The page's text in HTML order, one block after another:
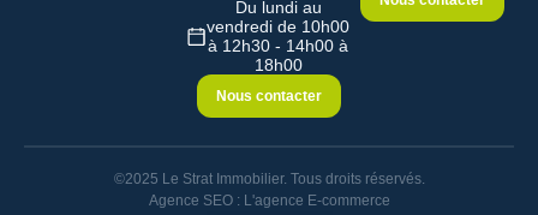
Du lundi au
vendredi de 10h00
à 12h30 - 14h00 à
18h00
Nous contacter
©2025 Le Strat Immobilier. Tous droits réservés.
Agence SEO : L'agence E-commerce